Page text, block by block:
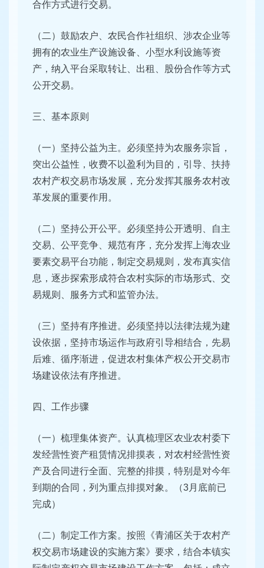
合作方式进行交易。
（二）鼓励农户、农民合作社组织、涉农企业等
拥有的农业生产设施设备、小型水利设施等资
产，纳入平台采取转让、出租、股份合作等方式
公开交易。
三、基本原则
（一）坚持公益为主。必须坚持为农服务宗旨，
突出公益性，收费不以盈利为目的，引导、扶持
农村产权交易市场发展，充分发挥其服务农村改
革发展的重要作用。
（二）坚持公开公平。必须坚持公开透明、自主
交易、公平竞争、规范有序，充分发挥上海农业
要素交易平台功能，制定交易规则，发布真实信
息，逐步探索形成符合农村实际的市场形式、交
易规则、服务方式和监管办法。
（三）坚持有序推进。必须坚持以法律法规为建
设依据，坚持市场运作与政府引导相结合，先易
后难、循序渐进，促进农村集体产权公开交易市
场建设依法有序推进。
四、工作步骤
（一）梳理集体资产。认真梳理区农业农村委下
发经营性资产租赁情况排摸表，对农村经营性资
产及合同进行全面、完整的排摸，特别是对今年
到期的合同，列为重点排摸对象。（3月底前已
完成）
（二）制定工作方案。按照《青浦区关于农村产
权交易市场建设的实施方案》要求，结合本镇实